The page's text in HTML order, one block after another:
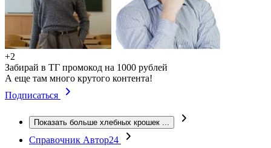
+2
Забирай в ТГ промокод на 1000 рублей
А еще там много крутого контента!
Подписаться
Показать больше хлебных крошек ...
Справочник Автор24